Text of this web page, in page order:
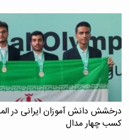
درخشش دانش آموزان ایرانی در
کسب چهار مدال